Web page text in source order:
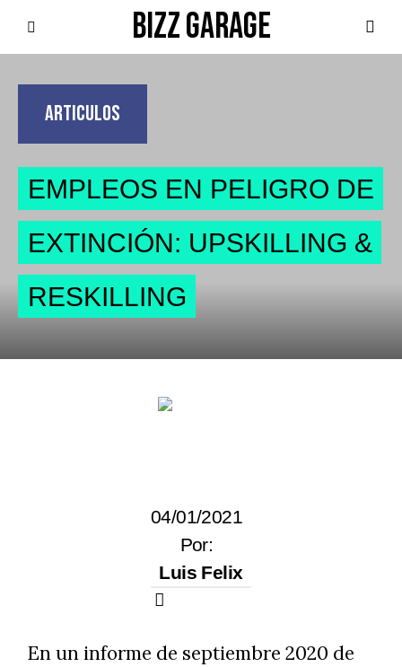
BIZZ GARAGE
ARTICULOS
EMPLEOS EN PELIGRO DE
EXTINCIÓN: UPSKILLING &
RESKILLING
04/01/2021
Por:
Luis Felix
En un informe de septiembre 2020 de